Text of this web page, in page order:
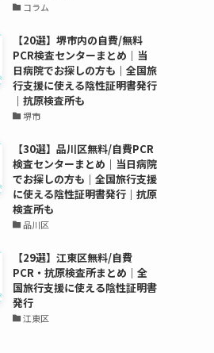
コラム
【20選】堺市内の自費/無料
PCR検査センターまとめ｜当
日病院でお探しの方も｜全国旅
行支援に使える陰性証明書発行
｜抗原検査所も
堺市
【30選】品川区無料/自費PCR
検査センターまとめ｜当日病院
でお探しの方も｜全国旅行支援
に使える陰性証明書発行｜抗原
検査所も
品川区
【29選】江東区無料/自費
PCR・抗原検査所まとめ｜全
国旅行支援に使える陰性証明書
発行
江東区